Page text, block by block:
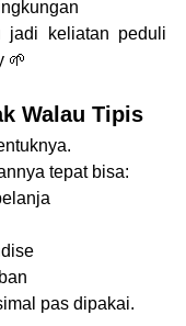
jadi keliatan peduli
🌱
Walau Tipis
tepat bisa:
pas dipakai.